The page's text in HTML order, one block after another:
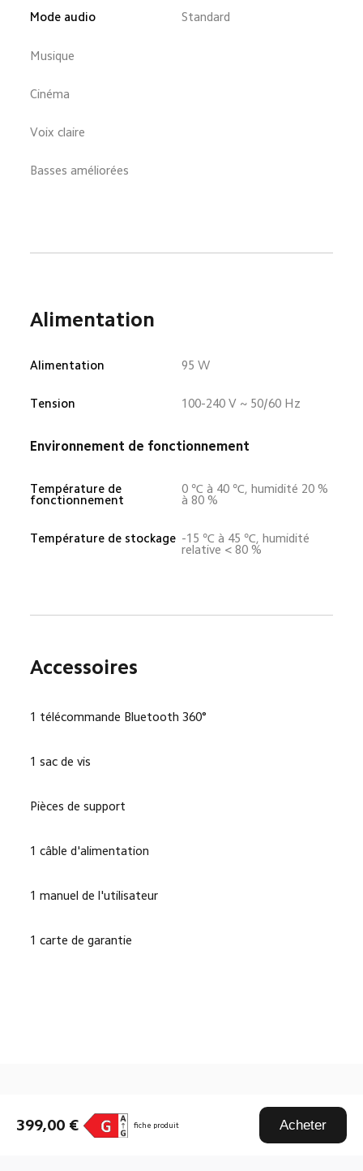
399,00 € fiche produit Acheter
Mode audio Standard
Musique
Cinéma
Voix claire
Basses améliorées
Alimentation
Alimentation 95 W
Tension 100-240 V ~ 50/60 Hz
Environnement de fonctionnement
Température de
fonctionnement
0 ℃ à 40 ℃, humidité 20 %
à 80 %
Température de stockage -15 ℃ à 45 ℃, humidité
relative < 80 %
Accessoires
1 télécommande Bluetooth 360°
1 sac de vis
Pièces de support
1 câble d'alimentation
1 manuel de l'utilisateur
1 carte de garantie